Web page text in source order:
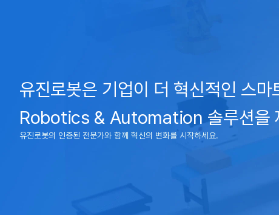
유진로봇은 기업이 더 혁신적인 스
Robotics & Automation 솔루션을
유진로봇의 인증된 전문가와 함께 혁신의 변화를 시작하세요.